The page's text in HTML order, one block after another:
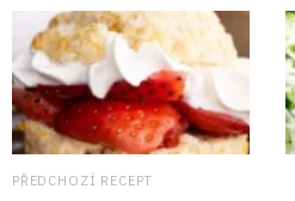
PŘEDCHOZÍ RECEPT